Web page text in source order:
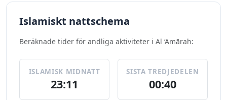
Islamiskt nattschema
Beräknade tider för andliga aktiviteter i Al ‘Amārah:
ISLAMISK MIDNATT
23:11
SISTA TREDJEDELEN
00:40